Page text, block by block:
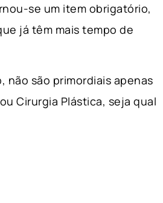
se um item obrigatório,
já têm mais tempo de
não são primordiais apenas
Cirurgia Plástica, seja qual